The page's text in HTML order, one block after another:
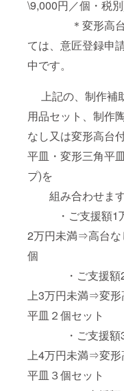
\9,000円／個・
＊変形高台
ては、意匠登録申
中です。
上記の、制作補
用品セット、制作
なし又は変形高台
平皿・変形三角平
プ)を
組み合わせます
・ご支援額1
2万円未満⇒高台な
個
・ご支援額2
上3万円未満⇒変形
平皿２個セット
・ご支援額3
上4万円未満⇒変形
平皿３個セット